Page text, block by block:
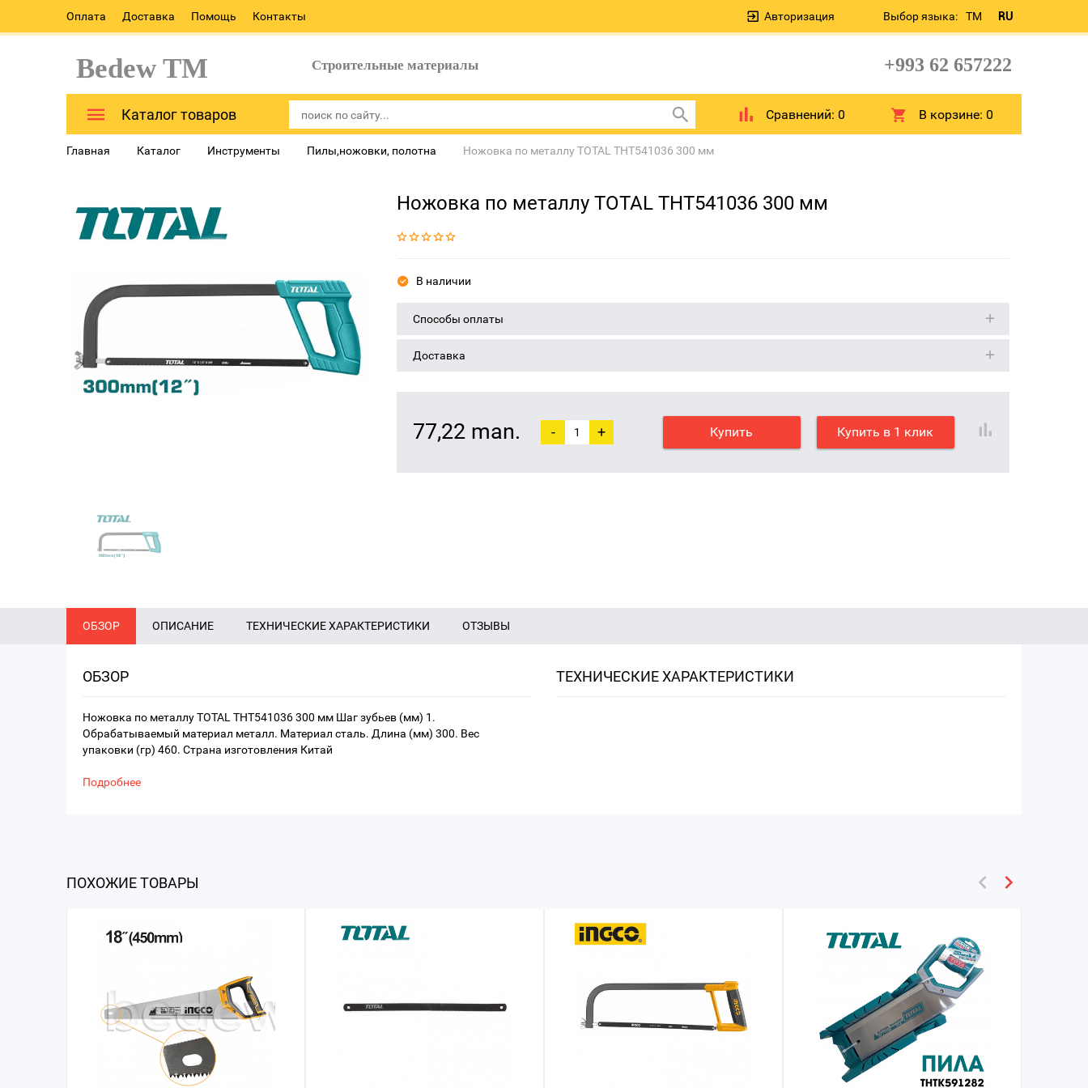
Оплата Доставка Помощь Контакты Выбор языка: TM RU
Авторизация
Bedew TM Строительные материалы +993 62 657222
Каталог товаров Сравнений: 0 В корзине:0
Главная Каталог Инструменты Пилы,ножовки, полотна Ножовка по металлу TOTAL THT541036 300 мм
Ножовка по металлу TOTAL THT541036 300 мм
В наличии
Способы оплаты
Доставка
77,22 man. - + Купить Купить в 1 клик
ОБЗОР ОПИСАНИЕ ТЕХНИЧЕСКИЕ ХАРАКТЕРИСТИКИ ОТЗЫВЫ
ОБЗОР
Ножовка по металлу TOTAL THT541036 300 мм Шаг зубьев (мм) 1.
Обрабатываемый материал металл. Материал сталь. Длина (мм) 300. Вес
упаковки (гр) 460. Страна изготовления Китай
Подробнее
ТЕХНИЧЕСКИЕ ХАРАКТЕРИСТИКИ
ПОХОЖИЕ ТОВАРЫ